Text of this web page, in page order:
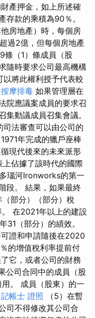
產押金，如上所述確
存款的乘積為90％。
房地產）時，每個房
過2億，但每個房地產
（1）條成員（股
隨時要求公司最高機構
以將此權利授予代表較
摩排毒 如果管理層在
院應議案成員的要求召
動議成員召集會議。
司法審查可以由公司的
年完成的獵戶座棒
現代後來的未來派形
佔據了該時代的國際
瑙河Ironworks的第一
段。 結果，如果最終
部分）（部分）稅
在2021年以上的建設
（部分）的績效。
證和申請隨後在2020
的增值稅利率提前付
它，或者公司的財務
公司合同中的成員（股
。 成員（股東）的一
記帳士 證照 （5）在暫
司不得修改其公司合